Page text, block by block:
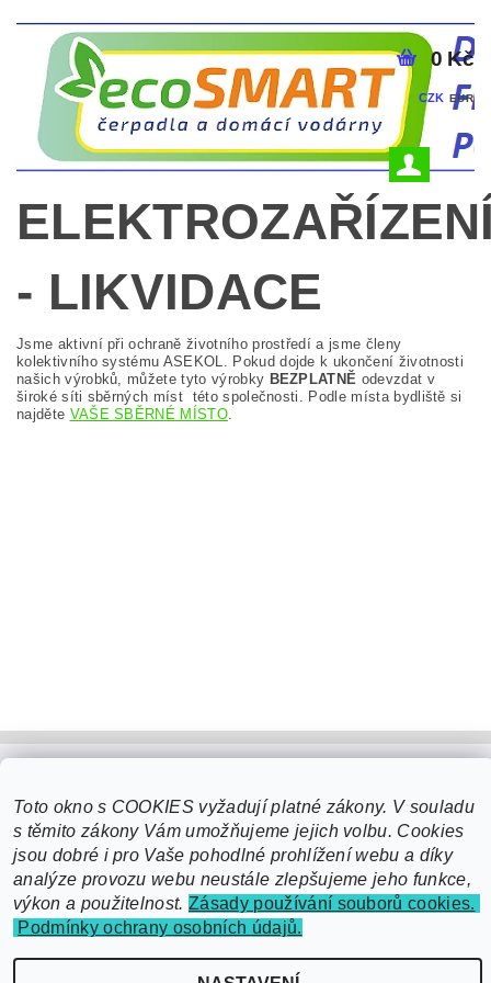
CZK EUR
0 Kč
- LIKVIDACE
Jsme aktivní při ochraně životního prostředí a jsme členy
kolektivního systému ASEKOL. Pokud dojde k ukončení životnosti
našich výrobků, můžete tyto výrobky BEZPLATNĚ odevzdat v
široké síti sběrných míst této společnosti. Podle místa bydliště si
najděte VAŠE SBĚRNÉ MÍSTO.
Toto okno s COOKIES vyžadují platné zákony. V souladu
s těmito zákony Vám umožňujeme jejich volbu. Cookies
jsou dobré i pro Vaše pohodlné prohlížení webu a díky
analýze provozu webu neustále zlepšujeme jeho funkce,
výkon a použitelnost. Zásady používání souborů cookies.
Podmínky ochrany osobních údajů.